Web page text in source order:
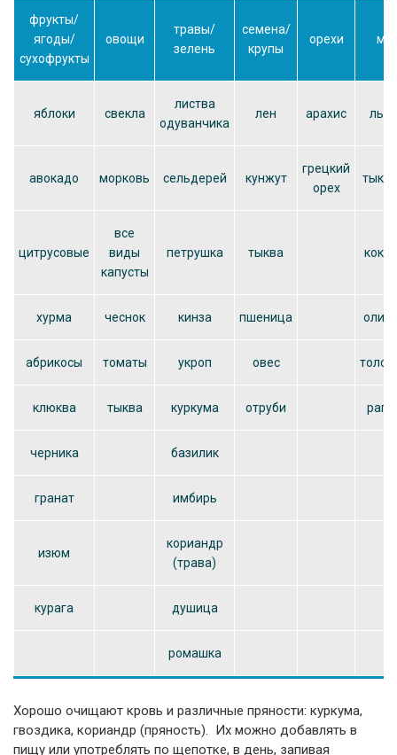
фрукты/
ягоды/
сухофрукты
овощи
травы/
зелень
семена/
крупы
орехи
яблоки свекла
листва
одуванчика
лен арахис
авокадо морковь сельдерей кунжут
грецкий
орех
цитрусовые
все
виды
капусты
петрушка тыква
хурма чеснок кинза пшеница
абрикосы томаты укроп овес
клюква тыква куркума отруби
черника базилик
гранат имбирь
изюм
кориандр
(трава)
курага душица
ромашка
Хорошо очищают кровь и различные пряности: куркума,
гвоздика, кориандр (пряность). Их можно добавлять в
пищу или употреблять по щепотке, в день, запивая